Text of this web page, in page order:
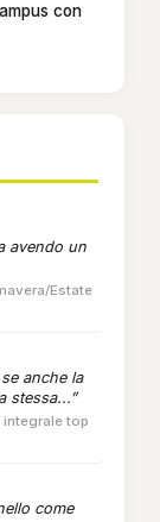
con
avendo un
Estate
anche la
stessa...”
integrale top
come